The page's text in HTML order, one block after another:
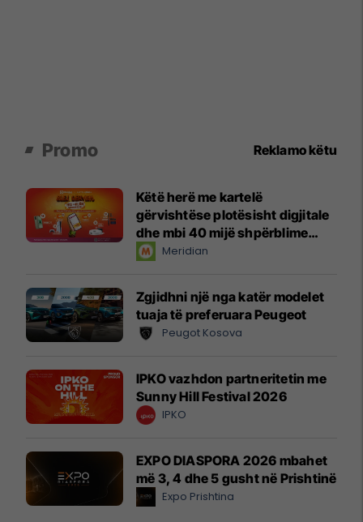
Promo Reklamo këtu
Këtë herë me kartelë
gërvishtëse plotësisht digjitale
dhe mbi 40 mijë shpërblime
instant!Meridian
Zgjidhni një nga katër modelet
tuaja të preferuara Peugeot
Peugot Kosova
IPKO vazhdon partneritetin me
Sunny Hill Festival 2026
IPKO
EXPO DIASPORA 2026 mbahet
më 3, 4 dhe 5 gusht në Prishtinë
Expo Prishtina